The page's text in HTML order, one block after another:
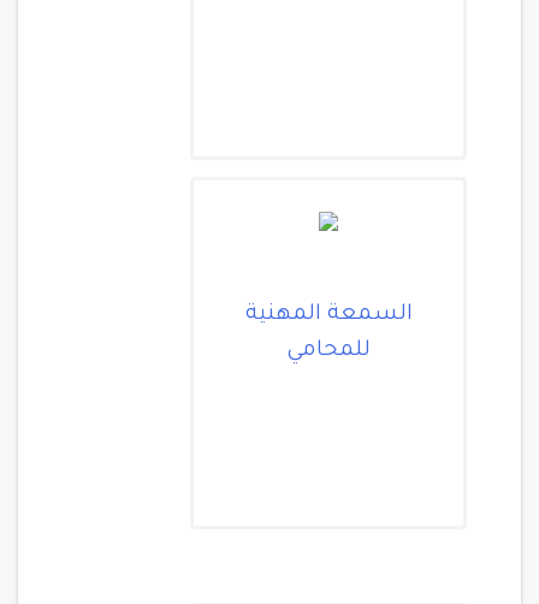
السمعة المهنية
للمحامي